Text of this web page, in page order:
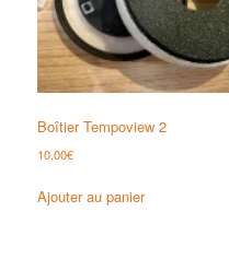
Boîtier Tempoview 2
10,00€
Ajouter au panier